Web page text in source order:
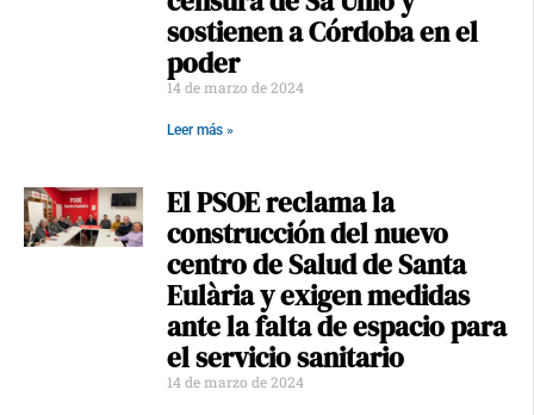
sostienen a Córdoba en el
poder
14 de marzo de 2024
Leer más »
El PSOE reclama la
construcción del nuevo
centro de Salud de Santa
Eulària y exigen medidas
ante la falta de espacio para
el servicio sanitario
14 de marzo de 2024